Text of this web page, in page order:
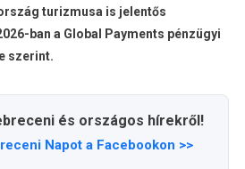
turizmusa is jelentős
ban a Global Payments pénzügyi
szerint.
és országos hírekről!
Napot a Facebookon >>